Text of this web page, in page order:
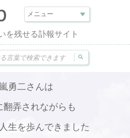
を残せる訃報サイト
勇二さんは
翻弄されながらも
生を歩んできました